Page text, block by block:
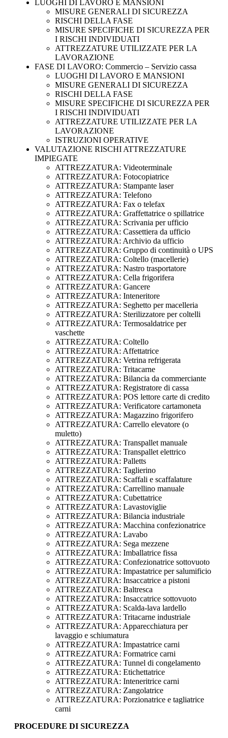
LUOGHI DI LAVORO E MANSIONI
MISURE GENERALI DI SICUREZZA
RISCHI DELLA FASE
MISURE SPECIFICHE DI SICUREZZA PER
I RISCHI INDIVIDUATI
ATTREZZATURE UTILIZZATE PER LA
LAVORAZIONE
FASE DI LAVORO: Commercio – Servizio cassa
LUOGHI DI LAVORO E MANSIONI
MISURE GENERALI DI SICUREZZA
RISCHI DELLA FASE
MISURE SPECIFICHE DI SICUREZZA PER
I RISCHI INDIVIDUATI
ATTREZZATURE UTILIZZATE PER LA
LAVORAZIONE
ISTRUZIONI OPERATIVE
VALUTAZIONE RISCHI ATTREZZATURE
IMPIEGATE
ATTREZZATURA: Videoterminale
ATTREZZATURA: Fotocopiatrice
ATTREZZATURA: Stampante laser
ATTREZZATURA: Telefono
ATTREZZATURA: Fax o telefax
ATTREZZATURA: Graffettatrice o spillatrice
ATTREZZATURA: Scrivania per ufficio
ATTREZZATURA: Cassettiera da ufficio
ATTREZZATURA: Archivio da ufficio
ATTREZZATURA: Gruppo di continuità o UPS
ATTREZZATURA: Coltello (macellerie)
ATTREZZATURA: Nastro trasportatore
ATTREZZATURA: Cella frigorifera
ATTREZZATURA: Gancere
ATTREZZATURA: Inteneritore
ATTREZZATURA: Seghetto per macelleria
ATTREZZATURA: Sterilizzatore per coltelli
ATTREZZATURA: Termosaldatrice per
vaschette
ATTREZZATURA: Coltello
ATTREZZATURA: Affettatrice
ATTREZZATURA: Vetrina refrigerata
ATTREZZATURA: Tritacarne
ATTREZZATURA: Bilancia da commerciante
ATTREZZATURA: Registratore di cassa
ATTREZZATURA: POS lettore carte di credito
ATTREZZATURA: Verificatore cartamoneta
ATTREZZATURA: Magazzino frigorifero
ATTREZZATURA: Carrello elevatore (o
muletto)
ATTREZZATURA: Transpallet manuale
ATTREZZATURA: Transpallet elettrico
ATTREZZATURA: Palletts
ATTREZZATURA: Taglierino
ATTREZZATURA: Scaffali e scaffalature
ATTREZZATURA: Carrellino manuale
ATTREZZATURA: Cubettatrice
ATTREZZATURA: Lavastoviglie
ATTREZZATURA: Bilancia industriale
ATTREZZATURA: Macchina confezionatrice
ATTREZZATURA: Lavabo
ATTREZZATURA: Sega mezzene
ATTREZZATURA: Imballatrice fissa
ATTREZZATURA: Confezionatrice sottovuoto
ATTREZZATURA: Impastatrice per salumificio
ATTREZZATURA: Insaccatrice a pistoni
ATTREZZATURA: Baltresca
ATTREZZATURA: Insaccatrice sottovuoto
ATTREZZATURA: Scalda-lava lardello
ATTREZZATURA: Tritacarne industriale
ATTREZZATURA: Apparecchiatura per
lavaggio e schiumatura
ATTREZZATURA: Impastatrice carni
ATTREZZATURA: Formatrice carni
ATTREZZATURA: Tunnel di congelamento
ATTREZZATURA: Etichettatrice
ATTREZZATURA: Inteneritrice carni
ATTREZZATURA: Zangolatrice
ATTREZZATURA: Porzionatrice e tagliatrice
carni
PROCEDURE DI SICUREZZA